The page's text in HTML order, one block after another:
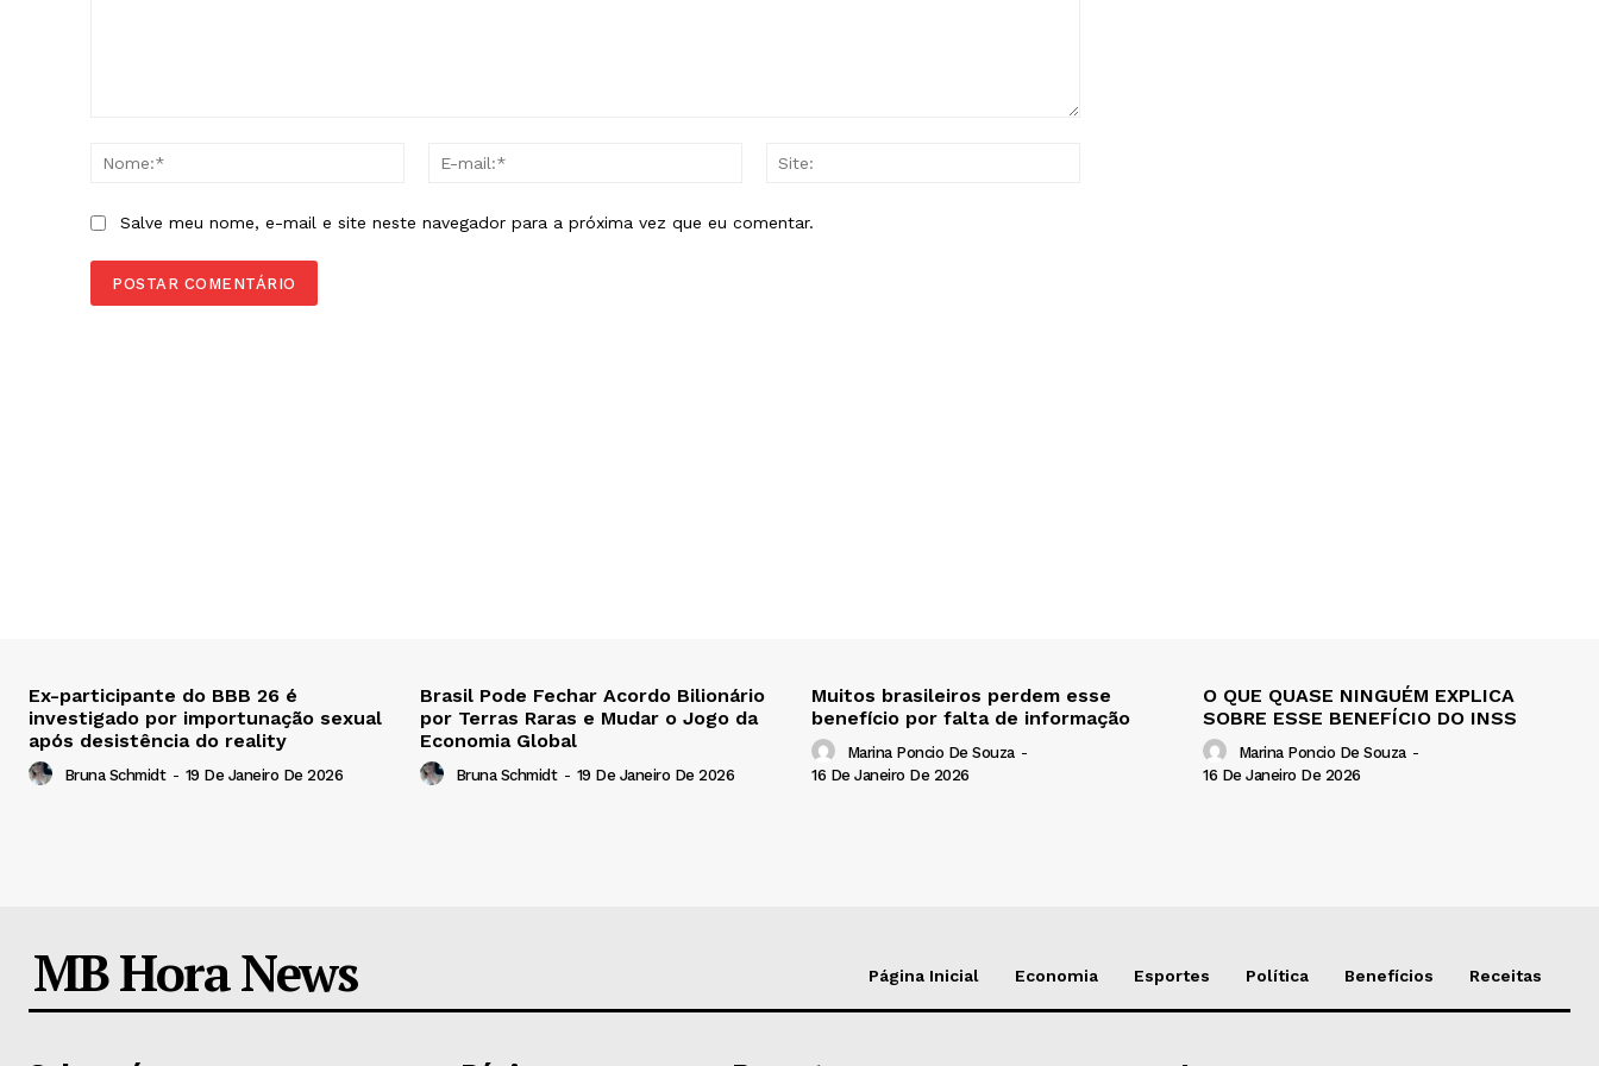
Nome:*
Salve meu nome, e-mail e site neste navegador para a próxima vez que eu comentar.
Ex-participante do BBB 26 é
investigado por importunação sexual
após desistência do reality
Bruna Schmidt - 19 De Janeiro De 2026
Brasil Pode Fechar Acordo Bilionário
por Terras Raras e Mudar o Jogo da
Economia Global
Bruna Schmidt - 19 De Janeiro De 2026
Muitos brasileiros perdem esse
benefício por falta de informação
Marina Poncio De Souza -
16 De Janeiro De 2026
O QUE QUASE NINGUÉM EXPLICA
SOBRE ESSE BENEFÍCIO DO INSS
Marina Poncio De Souza -
16 De Janeiro De 2026
MB Hora News Página Inicial Economia Esportes Política Benefícios Receitas